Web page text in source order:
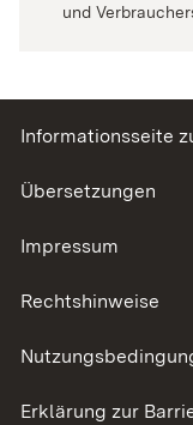
und
Informationsseite
Übersetzungen
Impressum
Rechtshinweise
Erklärung zur